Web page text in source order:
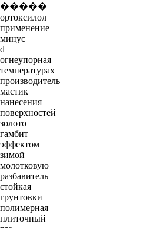
�����
ортоксилол
применение
минус
d
огнеупорная
температурах
производитель
мастик
нанесения
поверхностей
золото
гамбит
эффектом
зимой
молотковую
разбавитель
стойкая
грунтовки
полимерная
плиточный